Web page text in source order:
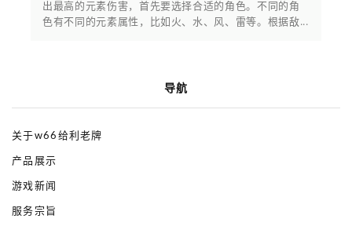
出最高的元素伤害，首先要选择合适的角色。不同的角
色有不同的元素属性，比如火、水、风、雷等。根据敌...
导航
关于w66给利老牌
产品展示
游戏新闻
服务宗旨